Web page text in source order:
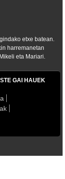
etxe batean.
harremanetan
eta Mariari.
GAI HAUEK